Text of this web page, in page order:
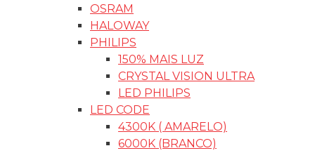
OSRAM
HALOWAY
PHILIPS
150% MAIS LUZ
CRYSTAL VISION ULTRA
LED PHILIPS
LED CODE
4300K ( AMARELO)
6000K (BRANCO)